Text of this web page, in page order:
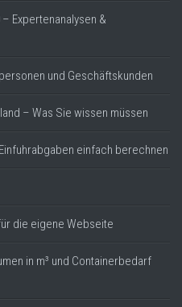
Expertenanalysen &
und Geschäftskunden
– Was Sie wissen müssen
einfach berechnen
die eigene Webseite
in m³ und Containerbedarf